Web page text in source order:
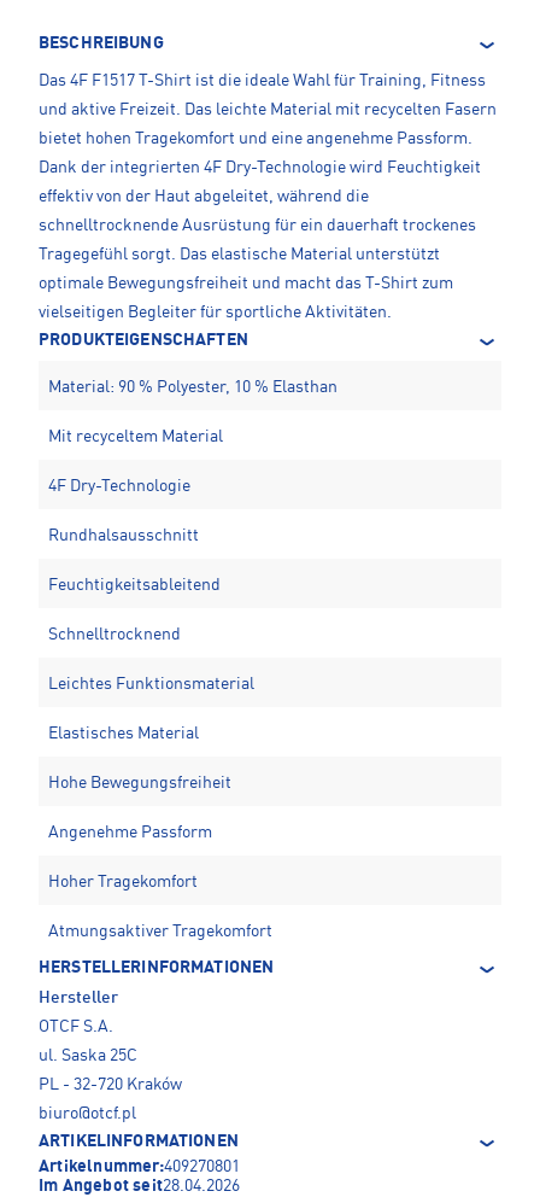
BESCHREIBUNG
Das 4F F1517 T-Shirt ist die ideale Wahl für Training, Fitness
und aktive Freizeit. Das leichte Material mit recycelten Fasern
bietet hohen Tragekomfort und eine angenehme Passform.
Dank der integrierten 4F Dry-Technologie wird Feuchtigkeit
effektiv von der Haut abgeleitet, während die
schnelltrocknende Ausrüstung für ein dauerhaft trockenes
Tragegefühl sorgt. Das elastische Material unterstützt
optimale Bewegungsfreiheit und macht das T-Shirt zum
vielseitigen Begleiter für sportliche Aktivitäten.
PRODUKTEIGENSCHAFTEN
Material: 90 % Polyester, 10 % Elasthan
Mit recyceltem Material
4F Dry-Technologie
Rundhalsausschnitt
Feuchtigkeitsableitend
Schnelltrocknend
Leichtes Funktionsmaterial
Elastisches Material
Hohe Bewegungsfreiheit
Angenehme Passform
Hoher Tragekomfort
Atmungsaktiver Tragekomfort
HERSTELLERINFORMATIONEN
Hersteller
OTCF S.A.
ul. Saska 25C
PL - 32-720 Kraków
biuro@otcf.pl
ARTIKELINFORMATIONEN
Artikelnummer:409270801
Im Angebot seit28.04.2026